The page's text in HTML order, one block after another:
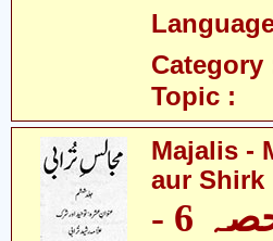
Category
Topic :
Majalis -
aur Shirk
مجالس - مجالسِ ترابی حصہ 6 -